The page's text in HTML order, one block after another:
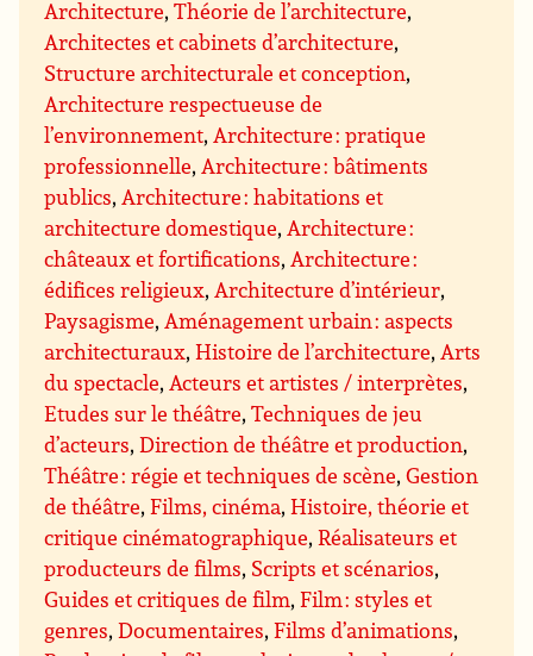
Architecture,Théorie de l’architecture,
Architectes et cabinets d’architecture,
Structure architecturale et conception,
Architecture respectueuse de
l’environnement,Architecture : pratique
professionnelle,Architecture : bâtiments
publics,Architecture : habitations et
architecture domestique,Architecture :
châteaux et fortifications,Architecture :
édifices religieux,Architecture d’intérieur,
Paysagisme,Aménagement urbain : aspects
architecturaux,Histoire de l’architecture,Arts
du spectacle,Acteurs et artistes / interprètes,
Etudes sur le théâtre,Techniques de jeu
d’acteurs,Direction de théâtre et production,
Théâtre : régie et techniques de scène,Gestion
de théâtre,Films, cinéma,Histoire, théorie et
critique cinématographique,Réalisateurs et
producteurs de films, Scripts et scénarios,
Guides et critiques de film,Film : styles et
genres,Documentaires,Films d’animations,